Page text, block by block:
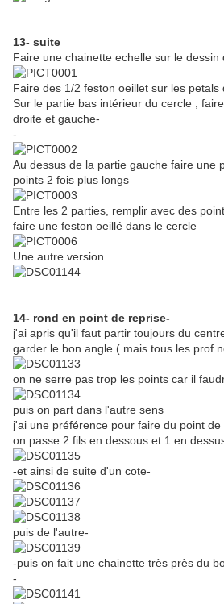
13- suite
Faire une chainette echelle sur le dessin
Faire des 1/2 feston oeillet sur les petals
Sur le partie bas intérieur du cercle ,
droite et gauche-
-
Au dessus de la partie gauche faire une
points 2 fois plus longs
Entre les 2 parties, remplir avec des
faire une feston oeillé dans le cercle
Une autre version
14- rond en point de reprise-
j'ai apris qu'il faut partir toujours du
garder le bon angle ( mais tous les prof
on ne serre pas trop les points car il
puis on part dans l'autre sens
j'ai une préférence pour faire du point
on passe 2 fils en dessous et 1 en
-et ainsi de suite d'un cote-
puis de l'autre-
-puis on fait une chainette très près du
-